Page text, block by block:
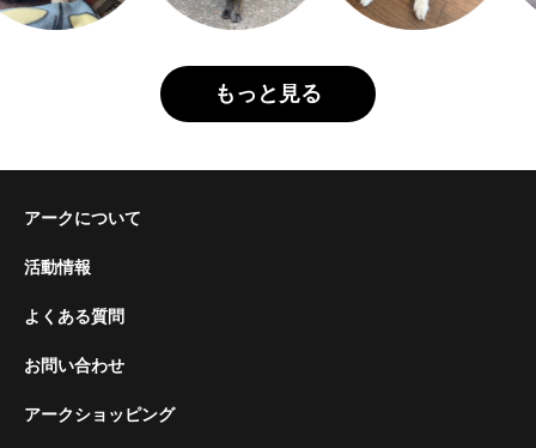
もっと見る
アークについて
活動情報
よくある質問
お問い合わせ
アークショッピング